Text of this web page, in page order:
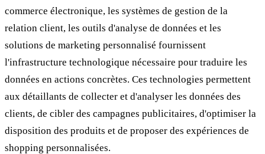
commerce électronique, les systèmes de gestion de la
relation client, les outils d'analyse de données et les
solutions de marketing personnalisé fournissent
l'infrastructure technologique nécessaire pour traduire les
données en actions concrètes. Ces technologies permettent
aux détaillants de collecter et d'analyser les données des
clients, de cibler des campagnes publicitaires, d'optimiser la
disposition des produits et de proposer des expériences de
shopping personnalisées.